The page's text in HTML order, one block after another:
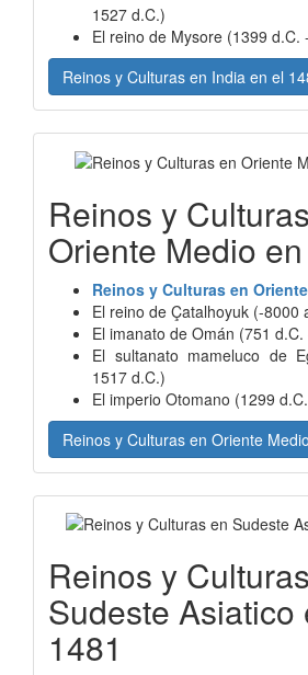
1527 d.C.)
El reino de Mysore (1399 d.C.
Reinos y Culturas en India en el
Reinos y
Oriente Medio
Reinos y Culturas en
El reino de Çatalhoyuk (-8000
El imanato de Omán (751
El sultanato mameluco de
1517 d.C.)
El imperio Otomano (1299
Reinos y Culturas en Oriente
Reinos y
Sudeste Asiatico
1481